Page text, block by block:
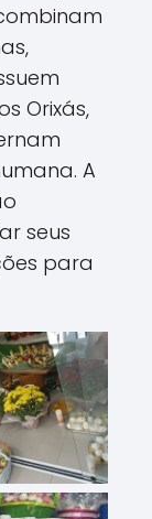
Orixás,
A
seus
para